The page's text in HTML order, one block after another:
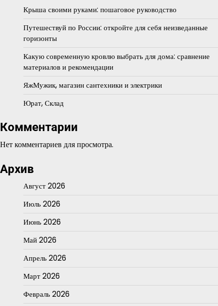
Крыша своими руками: пошаговое руководство
Путешествуй по России: откройте для себя неизведанные
горизонты
Какую современную кровлю выбрать для дома: сравнение
материалов и рекомендации
ЯжМужик, магазин сантехники и электрики
Юрат, Склад
Комментарии
Нет комментариев для просмотра.
Архив
Август 2026
Июль 2026
Июнь 2026
Май 2026
Апрель 2026
Март 2026
Февраль 2026